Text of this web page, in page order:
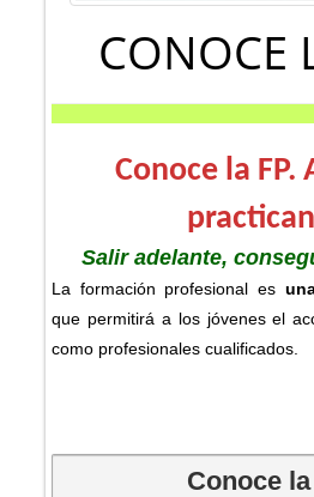
CONOCE
Conoce la FP.
Salir adelante,
La formación profesional es
que permitirá a los jóvenes el
como profesionales cualificados.
Conoce